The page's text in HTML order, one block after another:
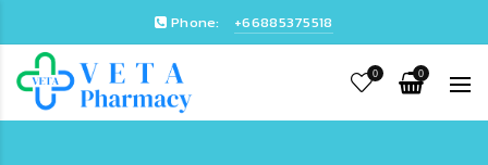
Phone: +66885375518
0 0